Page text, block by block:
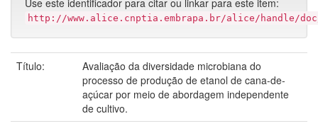
http://www.alice.cnptia.embrapa.br/alice/handle/doc/
Título:
Avaliação da diversidade microbiana do
processo de produção de etanol de cana-de-
açúcar por meio de abordagem independente
de cultivo.